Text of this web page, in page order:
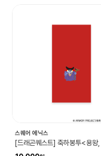
스퀘어 에닉스
[드래곤퀘스트] 축하봉투<용왕